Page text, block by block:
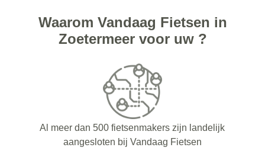
Waarom Vandaag Fietsen in
Zoetermeer voor uw ?
Al meer dan 500 fietsenmakers zijn landelijk
aangesloten bij Vandaag Fietsen